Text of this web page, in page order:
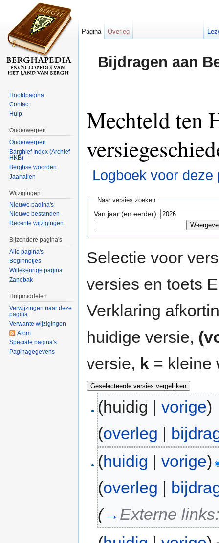
Bijdragen aan
Mechteld ten
Logboek voor deze
Naar versies zoeken
Van jaar (en eerder):
Selectie voor
versies en toets
Verklaring
huidige versie,
versie, k = kleine
(huidig |vorige)
(overleg |
(huidig |vorige)
(overleg
(→ Externe
Pagina Overleg
Hoofdpagina
Contact
Hulp
Onderwerpen
Onderwerpen
Barghief Index (Archief
HKB)
Berghse woorden
Jaartallen
Wijzigingen
Nieuwe pagina's
Nieuwe bestanden
Recente wijzigingen
Bijzondere pagina's
Alle pagina's
Beginnetjes
Willekeurige pagina
Zandbak
Hulpmiddelen
Verwijzingen naar deze
pagina
Verwante wijzigingen
Atom
Speciale pagina's
Paginagegevens